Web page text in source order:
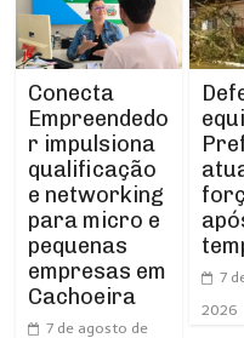
Conecta
Empreendedo
r impulsiona
qualificação
e networking
para micro e
pequenas
empresas em
Cachoeira
7 de agosto de
7
2026